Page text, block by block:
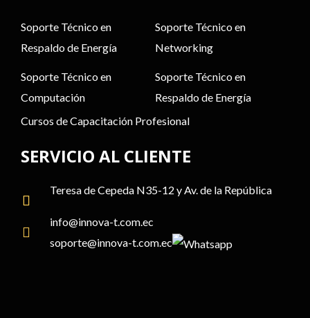
Soporte Técnico en
Respaldo de Energía
Soporte Técnico en
Networking
Soporte Técnico en
Computación
Soporte Técnico en
Respaldo de Energía
Cursos de Capacitación Profesional
SERVICIO AL CLIENTE
Teresa de Cepeda N35-12 y Av. de la República
info@innova-t.com.ec
soporte@innova-t.com.ec